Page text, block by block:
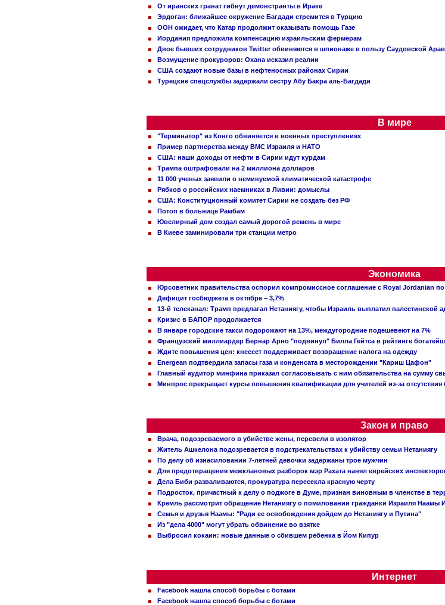
От иранских гранат гибнут демонстранты в Ираке
Эрдоган: ближайшее окружение Багдади стремится в Турцию
ООН ожидает, что Катар продолжит оказывать помощь Газе
Иордания предложила компенсацию израильским фермерам
Двое бывших сотрудников Twitter обвиняются в шпионаже в пользу Саудовской
Возмущение прокуроров: Охана исказил реалии
США создают новые базы в нефтеносных районах Сирии
Турецкие спецслужбы задержали сестру Абу Бакра аль-Багдади
В мире
"Терминатор" из Конго обвиняется в военных преступлениях
Пример партнерства между ВМС Израиля и НАТО
США: наши доходы от нефти в Сирии идут курдам
Трампа оштрафовали на 2 миллиона долларов
11 000 ученых заявили о неминуемой климатической катастрофе
Рябков о российских наемниках в Ливии: домыслы
США: Конституционный комитет Сирии не создать без РФ
Потоп в больнице Рамбам
Ювелирный дом создал самый дорогой ремень в мире
В Киеве заминировали три станции метро
Экономика
Юрсоветник правительства оспорил компромиссное соглашение с Royal Jordanian
Дефицит госбюджета в октябре – 3,7%
13-й телеканал: Трамп предлагал Нетаниягу, чтобы Израиль выплатил
Кризис в БАПОР продолжается
В январе городские такси подорожают на 13%, междугородние подешевеют на 7%
Французский миллиардер Бернар Арно "подвинул" Билла Гейтса в рейтинге
Ждите повышения цен: кнессет поддерживает возвращение налога на одежду
Energean подтвердила запасы газа и конденсата в месторождении "Кариш Цафон"
Главный аудитор минфина приказал согласовывать с ним обязательства на сумму
Минпрос прекращает курсы повышения квалификации для учителей из-за отсутствия
Закон и право
Врача, подозреваемого в убийстве жены, перевели в изолятор
Житель Ашкелона подозревается в подстрекательствах к убийству семьи Нетаниягу
По делу об изнасиловании 7-летней девочки задержаны трое мужчин
Для предотвращения межклановых разборок мэр Рахата нанял еврейских
Дела Биби разваливаются, прокуратура пересекла красную черту
Подросток, причастный к делу о поджоге в Думе, признан виновным в членстве в
Кремль рассмотрит обращение Нетаниягу о помиловании гражданки Израиля Наамы
Семья и друзья Наамы: "Ради ее освобождения дойдем до Нетаниягу и Путина"
Из "дела 4000" могут убрать обвинение во взятке
Выбросил кокаин: новые данные о сбившем ребенка в Йом Кипур
Интернет
Facebook нашла способ борьбы с ботами
Facebook нашла способ борьбы с ботами